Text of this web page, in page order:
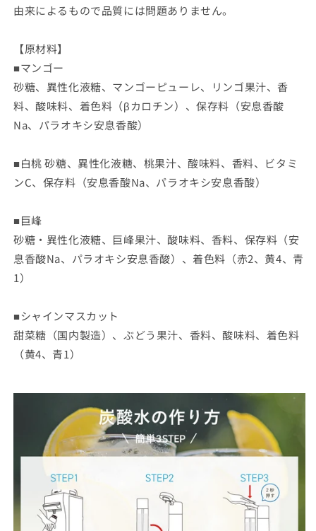
由来によるもので品質には問題ありません。
【原材料】
■マンゴー
砂糖、異性化液糖、マンゴーピューレ、リンゴ果汁、香
料、酸味料、着色料（βカロチン）、保存料（安息香酸
Na、パラオキシ安息香酸）
■白桃 砂糖、異性化液糖、桃果汁、酸味料、香料、ビタミ
ンC、保存料（安息香酸Na、パラオキシ安息香酸）
■巨峰
砂糖・異性化液糖、巨峰果汁、酸味料、香料、保存料（安
息香酸Na、パラオキシ安息香酸）、着色料（赤2、黄4、青
1）
■シャインマスカット
甜菜糖（国内製造）、ぶどう果汁、香料、酸味料、着色料
（黄4、青1）